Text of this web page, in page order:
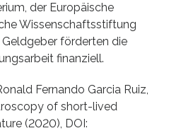
der Europäische
Wissenschaftsstiftung
förderten die
finanziell.
Fernando Garcia Ruiz,
of short-lived
(2020), DOI: